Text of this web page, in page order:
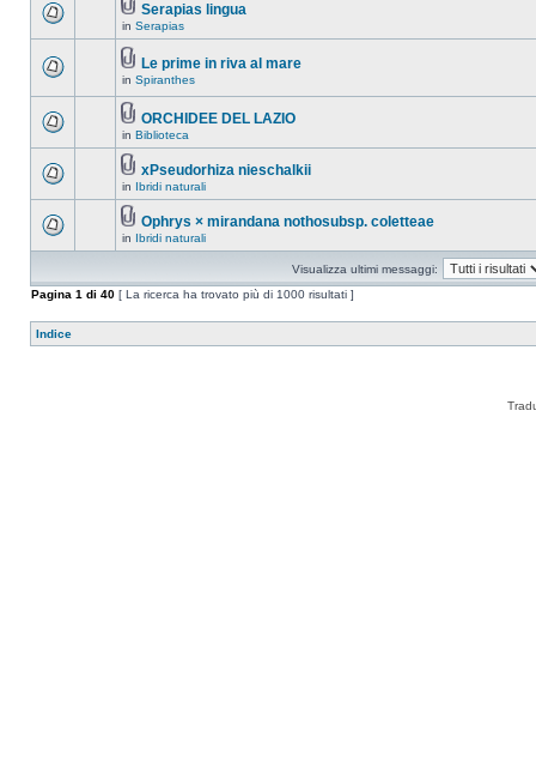
Serapias lingua
in Serapias
Le prime in riva al mare
in Spiranthes
ORCHIDEE DEL LAZIO
in Biblioteca
xPseudorhiza nieschalkii
in Ibridi naturali
Ophrys × mirandana nothosubsp. coletteae
in Ibridi naturali
Visualizza ultimi messaggi:
Pagina 1 di 40 [ La ricerca ha trovato più di 1000 risultati ]
Indice